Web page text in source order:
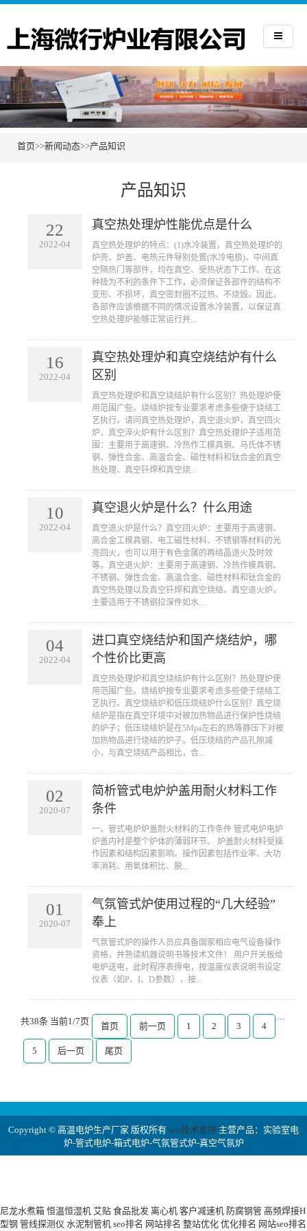
首页>>新闻动态>>产品知识
产品知识
22
2022-04
真空热处理炉性能优点是什么
​真空热处理炉的特点：(1)水冷装置，真空热处理炉的
炉壳、炉盖、电热元件导别处置(水冷电极)、中间真
空隔热门等部件，均在真空、受热状态下工作。在这
种极为不利的条件下工作，必须保证各部件的结构不
变形、不损坏，真空密封圈不过热、不烧毁。因此，
各部件应该根据不同的情况设置水冷装置，以保证真
空热处理炉能够正常运行并...
16
2022-04
真空热处理炉和真空烧结炉有什么
区别
​真空热处理炉和真空烧结炉有什么区别？热处理炉使
用范围广些。烧结炉按专业要求考虑多些便于烧结工
艺执行。请问真空热处理炉，真空退火炉，真空回火
炉，真空淬火炉有什么区别？真空热处理炉子适用范
围：主要用于高速钢、冷热作工模具钢、马氏体不锈
钢、弹性合金、高温合金、磁性材料和钛合金的真空
热处理、真空钎焊和真空烧...
10
2022-04
真空退火炉是什么？什么用途
​真空退火炉是什么？真空回火炉：主要用于高速钢、
高合金工模具钢、电工磁性材料、不锈钢等材料的光
亮回火，也可以用于有色金属的再结晶退火及时效
等。真空退火炉：主要用于高速钢、冷热作模具钢、
不锈钢、弹性合金、高温合金、磁性材料和钛合金的
真空热处理以及真空钎焊和真空烧结。真空退火炉，
主要适用于不锈钢拉深件如水...
04
2022-04
进口真空烧结炉和国产烧结炉，哪
个性价比更高
​真空热处理炉和真空烧结炉有什么区别？热处理炉使
用范围广些。烧结炉按专业要求考虑多些便于烧结工
艺执行。真空烧结炉和低压烧结炉什么区别？真空烧
结炉是指在真空环境中对被加热物品进行保护性烧结
的炉子；低压烧结炉是在5Mpa左右的热等静压下对被
加热物品进行烧结的炉子。低压烧结的产品孔隙减
小，与真空烧结产品相比，合...
02
2020-07
简析管式电炉炉盖用耐火材料工作
条件
​一、管式电炉炉盖耐火材料的工作条件 管式电炉电炉
炉盖内衬是整个炉体的薄弱环节。 炉盖耐火材料受操
作因素和结构因素影响。操作因素包括作业率、大功
率消耗、用氧体积比、脱...
01
2020-07
气氛管式炉使用过程的“几大经验”
奉上
​气氛管式炉的操作人员应具备国家相应电气设备操作
资格，并熟读机器说明书等技术文件！ 用户开关板给
电炉送电，此时程序表得电，按温度仪表说明书设定
仪表（如P、I、D参数），按...
共38条 当前1/7页 首页 前一页 1 2 3 4
5
···
后一页 尾页
Copyright © 高温电炉生产厂家 版权所有 seo技术支持 主营产品：实验室电
炉-管式电炉-箱式电炉-气氛管式炉-真空气氛炉
尼龙水煮箱 恒温恒湿机 艾贴 食品批发 离心机 客户减速机 防腐钢管 高频焊接H
型钢 管线探测仪 水泥制管机 seo排名 网站排名 整站优化 优化排名 网站seo排名